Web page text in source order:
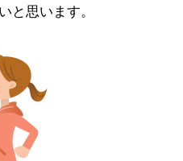
と思います。